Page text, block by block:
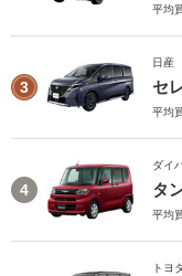
平均
3
日産
セ
平均
4
ダイ
タ
平均
トヨ